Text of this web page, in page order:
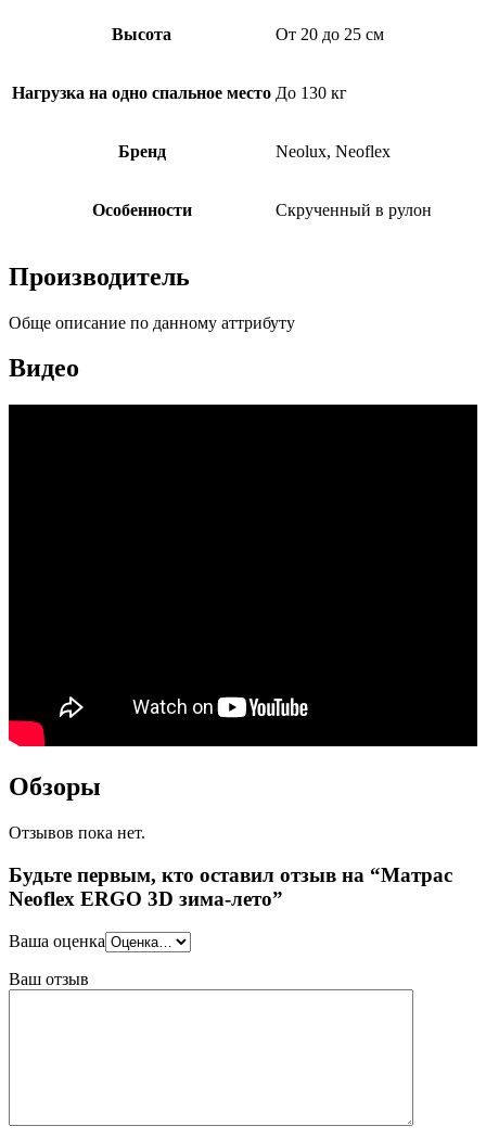
Высота От 20 до 25 см
Нагрузка на одно спальное место До 130 кг
Бренд Neolux, Neoflex
Особенности Скрученный в рулон
Производитель
Обще описание по данному аттрибуту
Видео
Обзоры
Отзывов пока нет.
Будьте первым, кто оставил отзыв на “Матрас
Neoflex ERGO 3D зима-лето”
Ваша оценка
Ваш отзыв